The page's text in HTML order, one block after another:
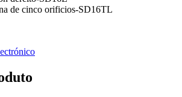
de cinco orificios-SD16TL